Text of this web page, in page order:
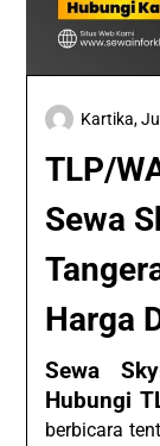
TLP/
Sewa
Harga
Kartika,
Sewa
Hubungi
berbicara